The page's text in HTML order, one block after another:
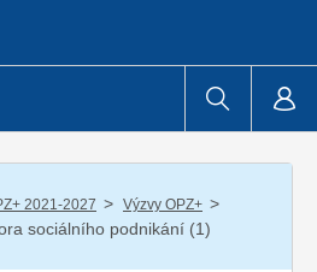
2021-2027 / Výzvy OPZ+ /
sociálního podnikání (1)